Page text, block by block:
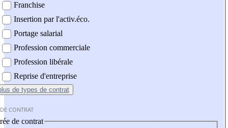
Franchise
Insertion par l'activ.éco.
Portage salarial
Profession commerciale
Profession libérale
Reprise d'entreprise
de types de contrat
CONTRAT
de contrat